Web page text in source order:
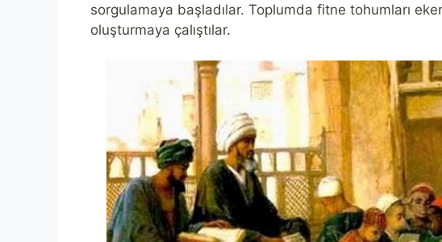
sorgulamaya başladılar. Toplumda fitne tohumları
oluşturmaya çalıştılar.